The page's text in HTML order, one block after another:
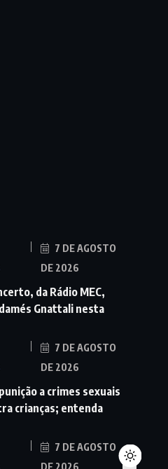
7 DE AGOSTO
DE 2026
da Rádio MEC,
Gnattali nesta
7 DE AGOSTO
DE 2026
a crimes sexuais
crianças; entenda
7 DE AGOSTO